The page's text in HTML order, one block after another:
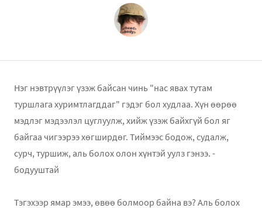
Нэг нэвтрүүлэг үзэж байсан чинь "нас явах тутам
туршлага хуримтлагддаг" гэдэг бол худлаа. Хүн өөрөө
мэдлэг мэдээлэл цуглуулж, хийж үзэж байхгүй бол яг
байгаа чигээрээ хөгширдөг. Тиймээс бодож, судалж,
сурч, туршиж, аль болох олон хүнтэй уулз гэнээ. -
бодууштай
Тэгэхээр ямар эмээ, өвөө болмоор байна вэ? Аль болох